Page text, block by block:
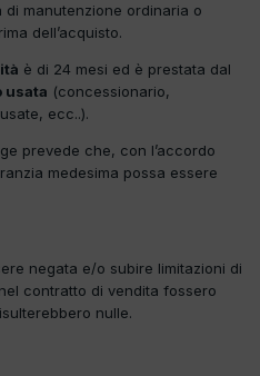
manutenzione ordinaria o
dell’acquisto.
è di 24 mesi ed è prestata dal
usata (concessionario,
ecc..).
prevede che, con l’accordo
medesima possa essere
negata e/o subire limitazioni di
contratto di vendita fossero
nulle.